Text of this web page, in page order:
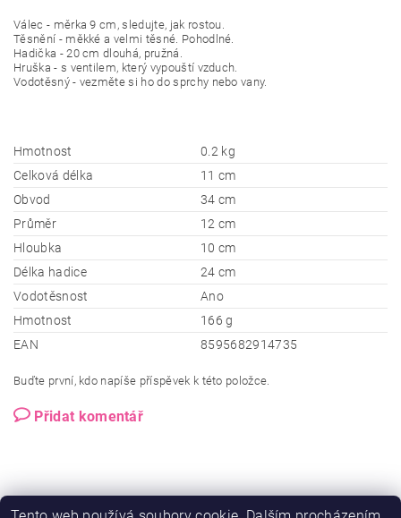
Válec - měrka 9 cm, sledujte, jak rostou.
Těsnění - měkké a velmi těsné. Pohodlné.
Hadička - 20 cm dlouhá, pružná.
Hruška - s ventilem, který vypouští vzduch.
Vodotěsný - vezměte si ho do sprchy nebo vany.
Hmotnost
0.2 kg
Celková délka
11 cm
Obvod
34 cm
Průměr
12 cm
Hloubka
10 cm
Délka hadice
24 cm
Vodotěsnost
Ano
Hmotnost
166 g
EAN
8595682914735
Buďte první, kdo napíše příspěvek k této položce.
Přidat komentář